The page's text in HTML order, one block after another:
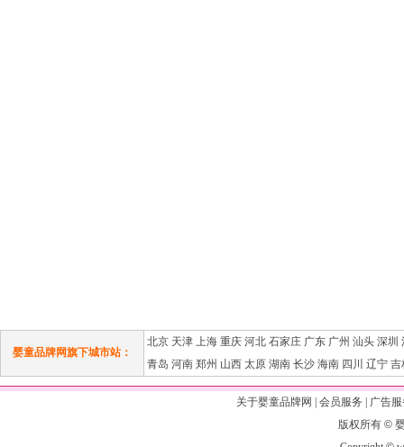
婴童品牌网旗下城市站：
北京 天津 上海 重庆 河北 石家庄 广东 广州 汕头 深圳
青岛 河南 郑州 山西 太原 湖南 长沙 海南 四川 辽宁 吉
关于婴童品牌网 会员服务
广告
版权所有 ©